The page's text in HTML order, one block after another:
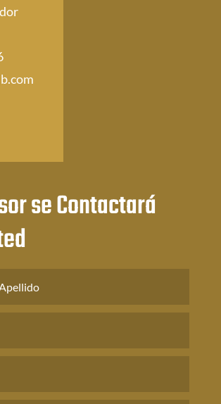
se Contactará